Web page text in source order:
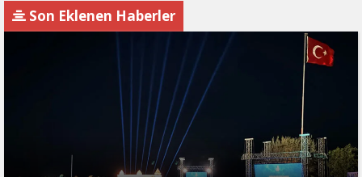
Son Eklenen Haberler